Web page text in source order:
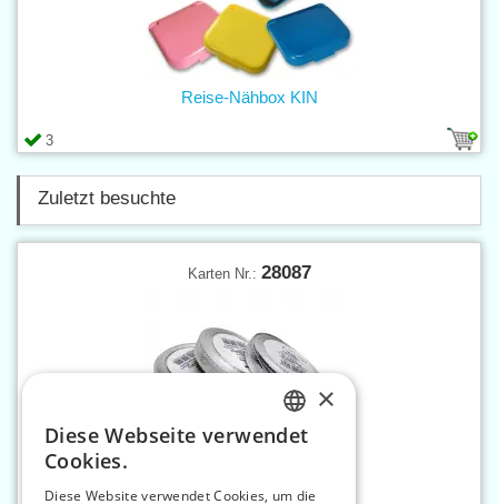
3
Reise-Nähbox KIN
Zuletzt besuchte
Karten Nr.: 28087
CZECH
×
Diese Webseite verwendet
Cookies.
Diese Website verwendet Cookies, um die